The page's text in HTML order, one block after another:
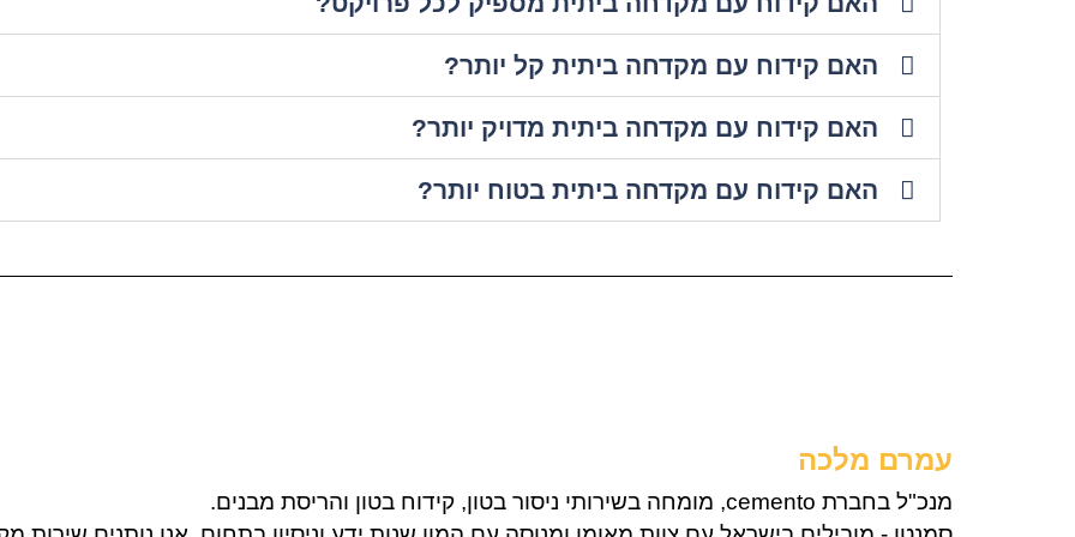
האם קידוח עם מקדחה ביתית קל יותר?
האם קידוח עם מקדחה ביתית מדויק יותר?
האם קידוח עם מקדחה ביתית בטוח יותר?
עמרם מלכה
מנכ"ל בחברת cemento, מומחה בשירותי ניסור בטון, קידוח בטון והריסת מבנים.